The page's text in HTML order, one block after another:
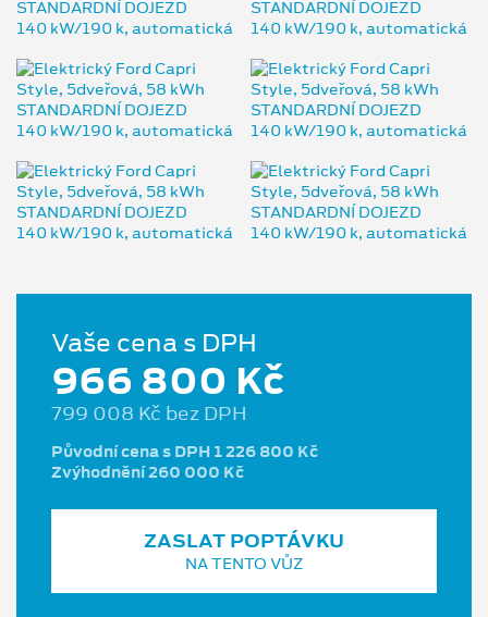
Vaše cena s DPH
966 800 Kč
799 008 Kč bez DPH
Původní cena s DPH 1 226 800 Kč
Zvýhodnění 260 000 Kč
ZASLAT POPTÁVKU
NA TENTO VŮZ